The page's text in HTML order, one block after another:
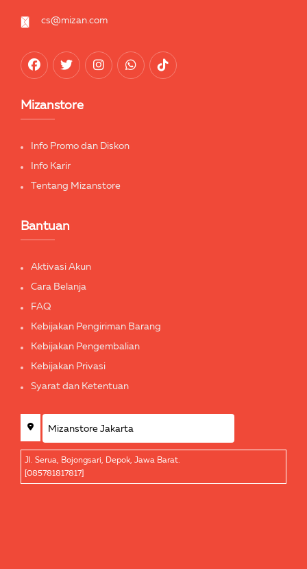
cs@mizan.com
Mizanstore
Info Promo dan Diskon
Info Karir
Tentang Mizanstore
Bantuan
Aktivasi Akun
Cara Belanja
FAQ
Kebijakan Pengiriman Barang
Kebijakan Pengembalian
Kebijakan Privasi
Syarat dan Ketentuan
Jl. Serua, Bojongsari, Depok, Jawa Barat.
[085781817817]